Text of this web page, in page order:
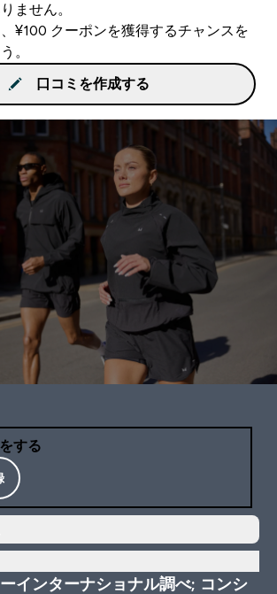
ません。
¥100 クーポンを獲得するチャンスを
。
口コミを作成する
する
インターナショナル調べ; コンシ